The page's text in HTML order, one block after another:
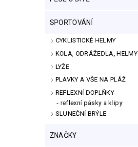
SPORTOVÁNÍ
CYKLISTICKÉ HELMY
KOLA, ODRÁŽEDLA, HELMY
LYŽE
PLAVKY A VŠE NA PLÁŽ
REFLEXNÍ DOPLŇKY
reflexní pásky a klipy
SLUNEČNÍ BRÝLE
ZNAČKY